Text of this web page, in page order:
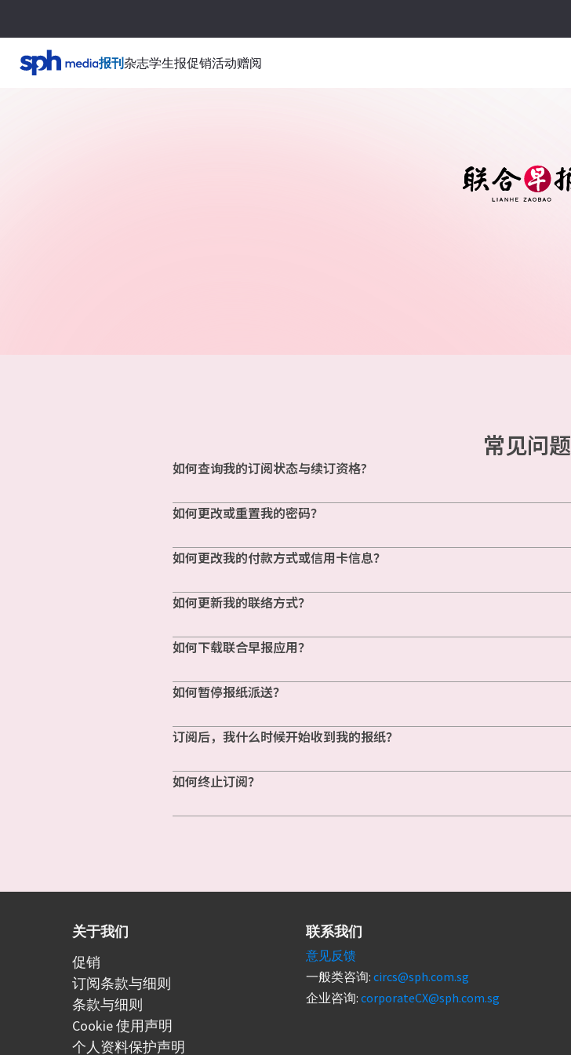
报刊杂志学生报促销活动赠阅
常见问题
如何查询我的订阅状态与续订资格?
如何更改或重置我的密码？
如何更改我的付款方式或信用卡信息？
如何更新我的联络方式？
如何下载联合早报应用？
如何暂停报纸派送？
订阅后，我什么时候开始收到我的报纸？
如何终止订阅？
关于我们
促销
订阅条款与细则
条款与细则
Cookie 使用声明
个人资料保护声明
联系我们
意见反馈
一般类咨询: circs@sph.com.sg
企业咨询: corporateCX@sph.com.sg